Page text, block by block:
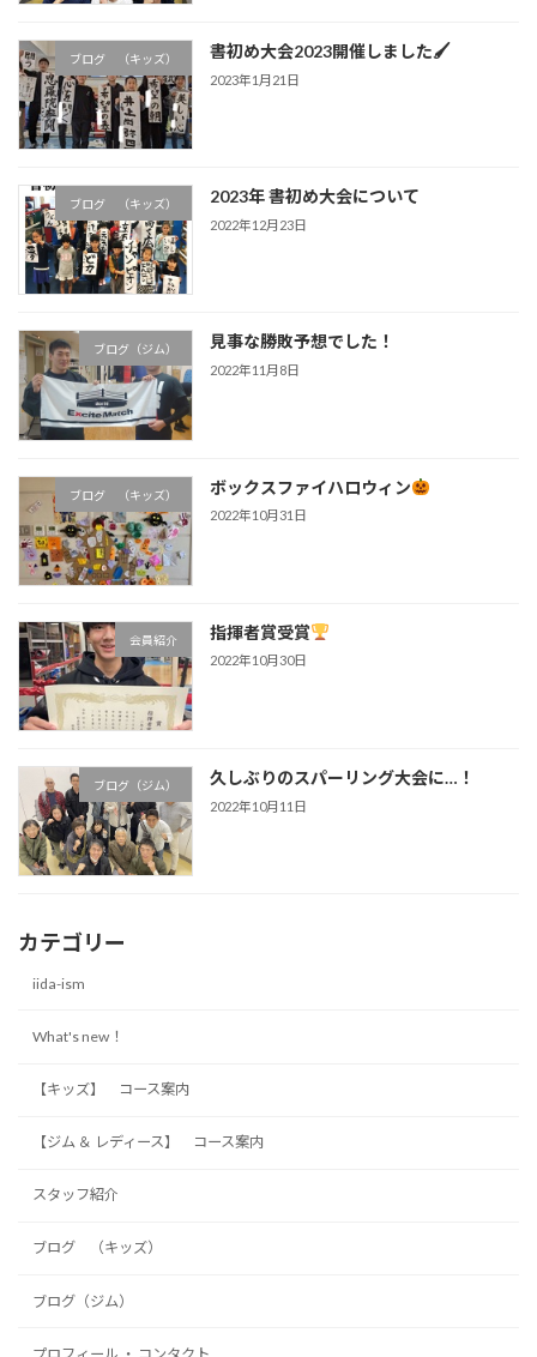
ブログ （キッズ） 書初め大会2023開催しました🖌
2023年1月21日
ブログ （キッズ） 2023年 書初め大会について
2022年12月23日
ブログ（ジム） 見事な勝敗予想でした！
2022年11月8日
ブログ （キッズ） ボックスファイハロウィン
2022年10月31日
会員紹介 指揮者賞受賞
2022年10月30日
ブログ（ジム） 久しぶりのスパーリング大会に…！
2022年10月11日
カテゴリー
iida-ism
What's new！
【キッズ】 コース案内
【ジム ＆ レディース】 コース案内
スタッフ紹介
ブログ （キッズ）
ブログ（ジム）